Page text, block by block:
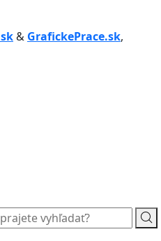
& GrafickePrace.sk,